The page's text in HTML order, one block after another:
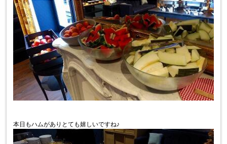
本日もハムがありとても嬉しいですね♪